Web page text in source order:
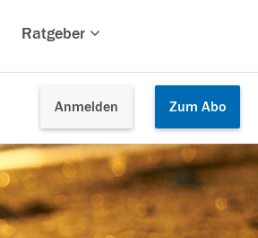
Ratgeber
Anmelden Zum Abo